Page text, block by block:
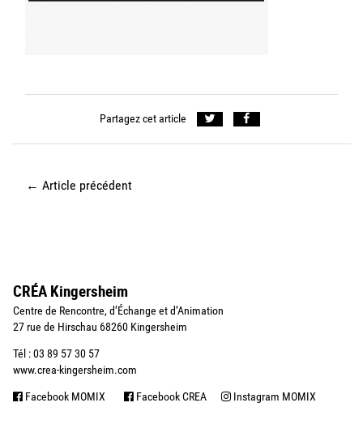
Partagez cet article
← Article précédent
CRÉA Kingersheim
Centre de Rencontre, d’Échange et d’Animation
27 rue de Hirschau 68260 Kingersheim
Tél : 03 89 57 30 57
www.crea-kingersheim.com
Facebook MOMIX Facebook CREA Instagram MOMIX